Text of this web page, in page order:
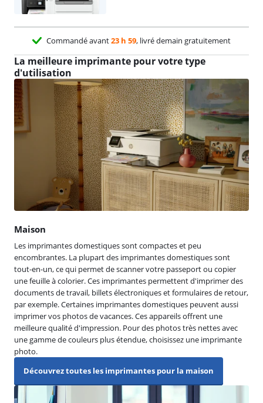
Commandé avant23 h 59, livré demain gratuitement
La meilleure imprimante pour votre type
d'utilisation
Maison
Les imprimantes domestiques sont compactes et peu
encombrantes. La plupart des imprimantes domestiques sont
tout-en-un, ce qui permet de scanner votre passeport ou copier
une feuille à colorier. Ces imprimantes permettent d'imprimer des
documents de travail, billets électroniques et formulaires de retour,
par exemple. Certaines imprimantes domestiques peuvent aussi
imprimer vos photos de vacances. Ces appareils offrent une
meilleure qualité d'impression. Pour des photos très nettes avec
une gamme de couleurs plus étendue, choisissez une imprimante
photo.
Découvrez toutes les imprimantes pour la maison